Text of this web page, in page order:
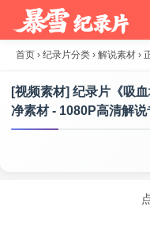
首页 › 纪录片分类 › 解说素材 ›
[视频素材] 纪录片《吸
净素材 - 1080P高清解